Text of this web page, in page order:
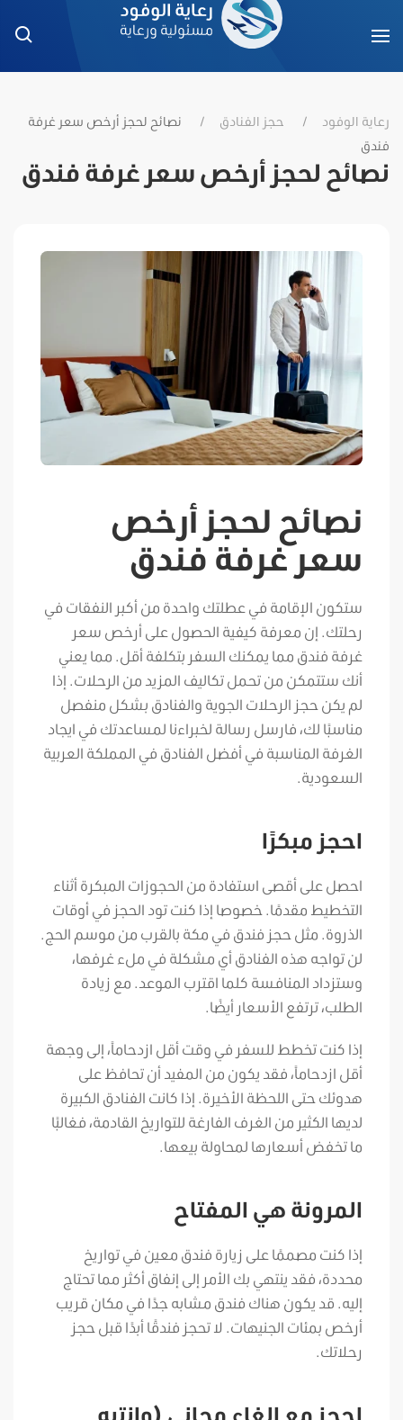
رعاية الوفود حجز الفنادق
نصائح لحجز أرخص سعر غرفة
فندق
نصائح لحجز أرخص سعر غرفة فندق
نصائح لحجز أرخص
سعر غرفة فندق
ستكون الإقامة في عطلتك واحدة من أكبر النفقات في
رحلتك. إن معرفة كيفية الحصول على أرخص سعر
غرفة فندق مما يمكنك السفر بتكلفة أقل. مما يعني
أنك ستتمكن من تحمل تكاليف المزيد من الرحلات. إذا
لم يكن حجز الرحلات الجوية والفنادق بشكل منفصل
مناسبًا لك، فارسل رسالة لخبراءنا لمساعدتك في ايجاد
الغرفة المناسبة في أفضل الفنادق في المملكة العربية
السعودية.
احجز مبكرًا
احصل على أقصى استفادة من الحجوزات المبكرة أثناء
التخطيط مقدمًا. خصوصا إذا كنت تود الحجز في أوقات
الذروة. مثل حجز فندق في مكة بالقرب من موسم الحج.
لن تواجه هذه الفنادق أي مشكلة في ملء غرفها،
وستزداد المنافسة كلما اقترب الموعد. مع زيادة
الطلب، ترتفع الأسعار أيضًا.
إذا كنت تخطط للسفر في وقت أقل ازدحاماً، إلى وجهة
أقل ازدحاماً، فقد يكون من المفيد أن تحافظ على
هدوئك حتى اللحظة الأخيرة. إذا كانت الفنادق الكبيرة
لديها الكثير من الغرف الفارغة للتواريخ القادمة، فغالبًا
ما تخفض أسعارها لمحاولة بيعها.
المرونة هي المفتاح
إذا كنت مصممًا على زيارة فندق معين في تواريخ
محددة، فقد ينتهي بك الأمر إلى إنفاق أكثر مما تحتاج
إليه. قد يكون هناك فندق مشابه جدًا في مكان قريب
أرخص بمئات الجنيهات. لا تحجز فندقًا أبدًا قبل حجز
رحلاتك.